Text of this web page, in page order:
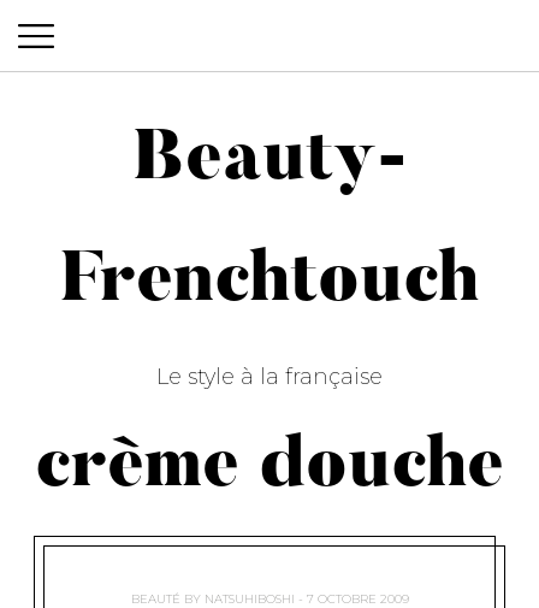
Beauty-Frenchtouch
Beauty-
Frenchtouch
Le style à la française
crème douche
BEAUTÉ BY NATSUHIBOSHI 7 OCTOBRE 2009